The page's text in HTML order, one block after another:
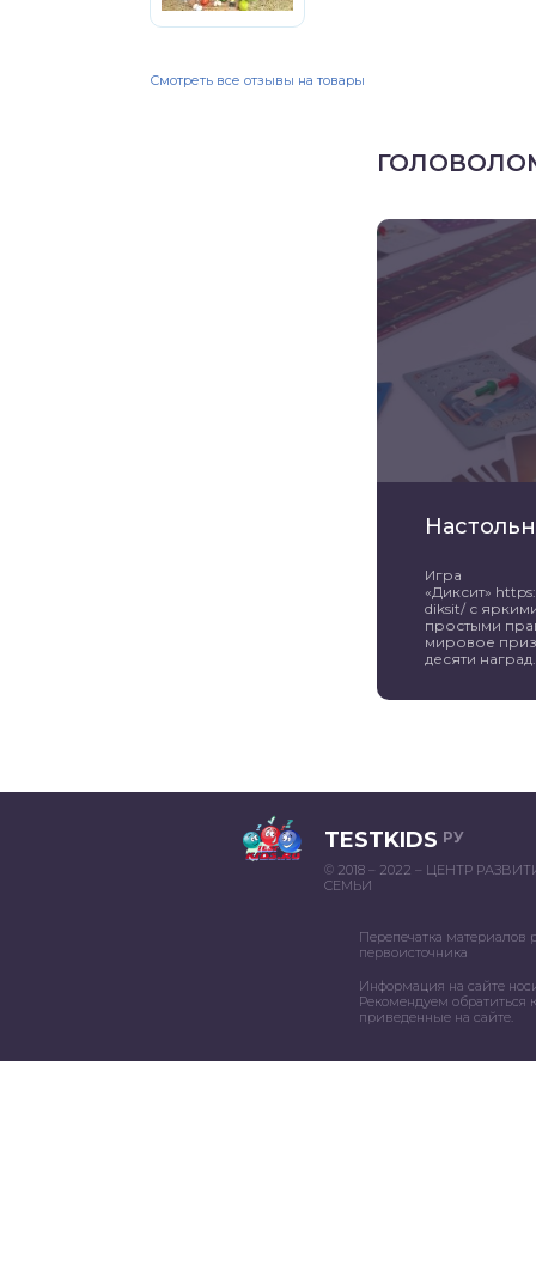
Смотреть все отзывы на товары
Игра
«Диксит»
diksit/ с
простыми
мировое
десяти
TESTKIDS РУ
© 2018 – 2022 – ЦЕНТР
СЕМЬИ
Перепечатка материалов
первоисточника
Информация на сайте
Рекомендуем обратиться
приведенные на сайте.